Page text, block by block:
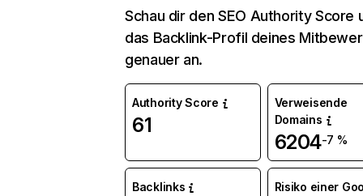
Schau dir den SEO Authority Score
das Backlink-Profil deines
genauer an.
Authority Score
61
Verweisende
Domains
6204-7 %
Backlinks
Risiko einer